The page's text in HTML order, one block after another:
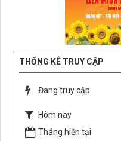
THỐNG KÊ TRUY CẬP
Đang truy cập
Hôm nay
Tháng hiện tại